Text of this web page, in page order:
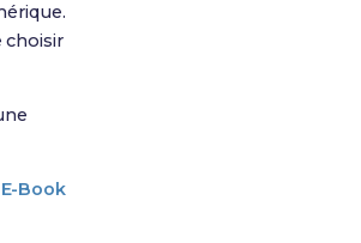
choisir
E-Book